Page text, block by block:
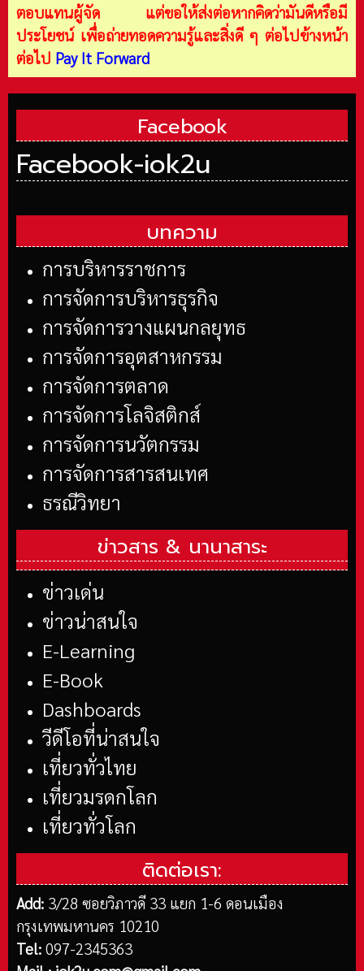
ตอบแทนผู้จัด แต่ขอให้ส่งต่อหากคิดว่ามันดีหรือมี
ประโยชน์ เพื่อถ่ายทอดความรู้และสิ่งดี ๆ ต่อไปข้างหน้า
ต่อไป Pay It Forward
Facebook
Facebook-iok2u
บทความ
การบริหารราชการ
การจัดการบริหารธุรกิจ
การจัดการวางแผนกลยุทธ
การจัดการอุตสาหกรรม
การจัดการตลาด
การจัดการโลจิสติกส์
การจัดการนวัตกรรม
การจัดการสารสนเทศ
ธรณีวิทยา
ข่าวสาร & นานาสาระ
ข่าวเด่น
ข่าวน่าสนใจ
E-Learning
E-Book
Dashboards
วีดีโอที่น่าสนใจ
เที่ยวทั่วไทย
เที่ยวมรดกโลก
เที่ยวทั่วโลก
ติดต่อเรา:
Add: 3/28 ซอยวิภาวดี 33 แยก 1-6 ดอนเมือง
กรุงเทพมหานคร 10210
Tel: 097-2345363